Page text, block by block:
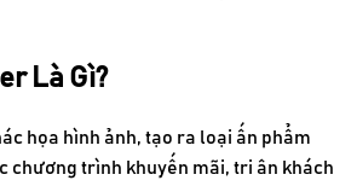
Là Gì?
họa hình ảnh, tạo ra loại ấn phẩm
chương trình khuyến mãi, tri ân khách